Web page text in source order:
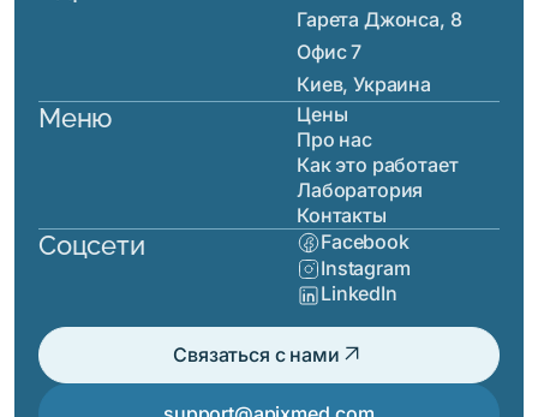
Гарета Джонса, 8
Офис 7
Киев, Украина
Меню
Цены
Про нас
Как это работает
Лаборатория
Контакты
Соцсети
Facebook
Instagram
LinkedIn
Связаться с нами arrow_outward